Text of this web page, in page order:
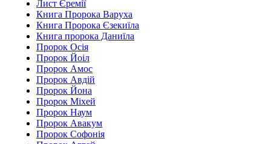
Лист Єремії
Книга Пророка Варуха
Книга Пророка Єзекиїла
Книга пророка Даниїла
Пророк Осія
Пророк Йоіл
Пророк Амос
Пророк Авдій
Пророк Йона
Пророк Міхей
Пророк Наум
Пророк Авакум
Пророк Софонія